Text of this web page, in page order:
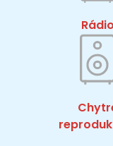
Rádio